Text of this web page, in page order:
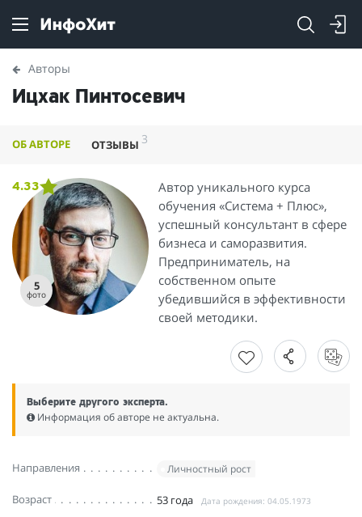
Авторы
Ицхак Пинтосевич
ОБ АВТОРЕ ОТЗЫВЫ 3
5
фото
4.33
Автор уникального курса
обучения «Система + Плюс»,
успешный консультант в сфере
бизнеса и саморазвития.
Предприниматель, на
собственном опыте
убедившийся в эффективности
своей методики.
Выберите другого эксперта.
Информация об авторе не актуальна.
Направления Личностный рост
Возраст 53 года Дата рождения: 04.05.1973